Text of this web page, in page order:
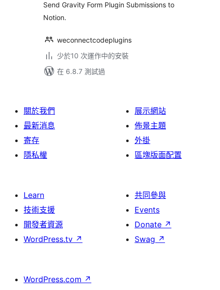
Send Gravity Form Plugin Submissions to
Notion.
weconnectcodeplugins
少於10 次運作中的安裝
在 6.8.7 測試過
關於我們
最新消息
寄存
隱私權
展示網站
佈景主題
外掛
區塊版面配置
Learn
技術支援
開發者資源
WordPress.tv ↗
共同參與
Events
Donate ↗
Swag ↗
WordPress.com ↗